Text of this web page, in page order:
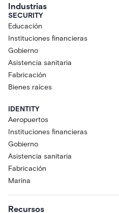
Industrias
SECURITY
Educación
Instituciones financieras
Gobierno
Asistencia sanitaria
Fabricación
Bienes raíces
IDENTITY
Aeropuertos
Instituciones financieras
Gobierno
Asistencia sanitaria
Fabricación
Marina
Recursos